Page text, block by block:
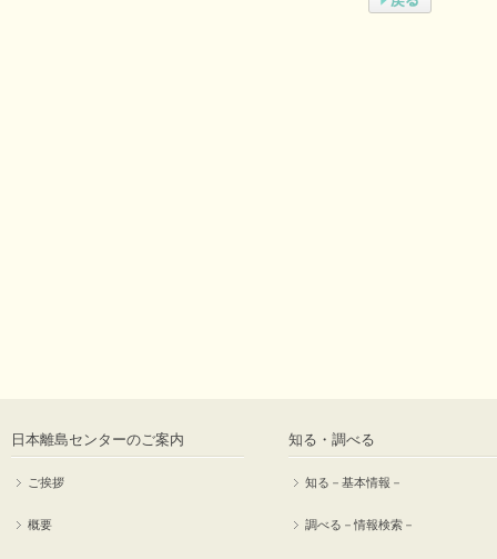
日本離島センターのご案内
ご挨拶
概要
知る・調べる
知る－基本情報－
調べる－情報検索－